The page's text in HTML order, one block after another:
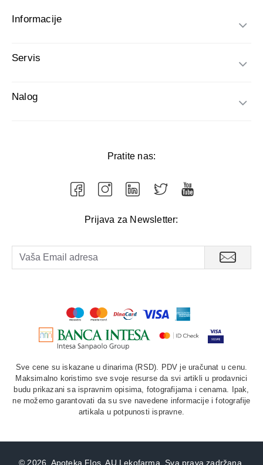
Informacije
Servis
Nalog
Pratite nas:
Prijava za Newsletter:
Sve cene su iskazane u dinarima (RSD). PDV je uračunat u cenu.
Maksimalno koristimo sve svoje resurse da svi artikli u prodavnici
budu prikazani sa ispravnim opisima, fotografijama i cenama. Ipak,
ne možemo garantovati da su sve navedene informacije i fotografije
artikala u potpunosti ispravne.
© 2026. Apoteka Flos, AU Lekofarma. Sva prava zadržana.